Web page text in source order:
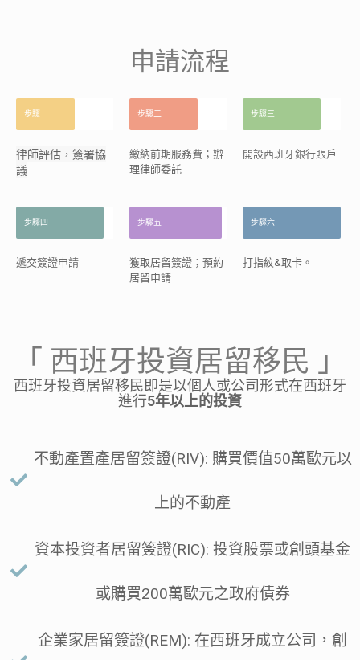
申請流程
步驟一
律師評估，簽署協
議
步驟二
繳納前期服務費；辦
理律師委託
步驟三
開設西班牙銀行賬戶
步驟四
遞交簽證申請
步驟五
獲取居留簽證；預約
居留申請
步驟六
打指紋&取卡。
「 西班牙投資居留移民 」
西班牙投資居留移民即是以個人或公司形式在西班牙
進行5年以上的投資
不動產置產居留簽證(RIV): 購買價值50萬歐元以
上的不動產
資本投資者居留簽證(RIC): 投資股票或創頭基金
或購買200萬歐元之政府債券
企業家居留簽證(REM): 在西班牙成立公司，創